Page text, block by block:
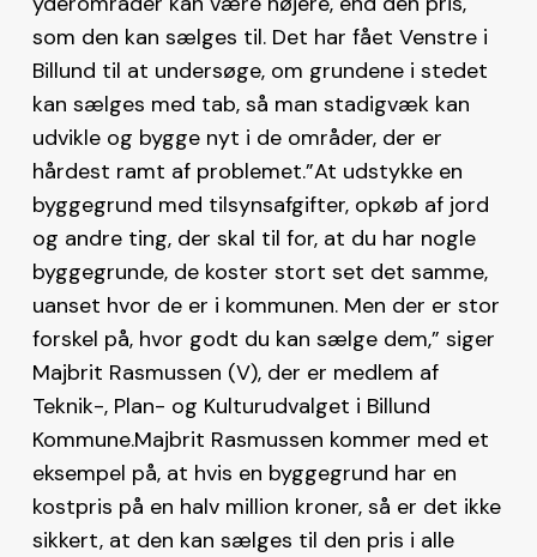
som den kan sælges til. Det har fået Venstre i
Billund til at undersøge, om grundene i stedet
kan sælges med tab, så man stadigvæk kan
udvikle og bygge nyt i de områder, der er
hårdest ramt af problemet.”At udstykke en
byggegrund med tilsynsafgifter, opkøb af jord
og andre ting, der skal til for, at du har nogle
byggegrunde, de koster stort set det samme,
uanset hvor de er i kommunen. Men der er stor
forskel på, hvor godt du kan sælge dem,” siger
Majbrit Rasmussen (V), der er medlem af
Teknik-, Plan- og Kulturudvalget i Billund
Kommune.Majbrit Rasmussen kommer med et
eksempel på, at hvis en byggegrund har en
kostpris på en halv million kroner, så er det ikke
sikkert, at den kan sælges til den pris i alle